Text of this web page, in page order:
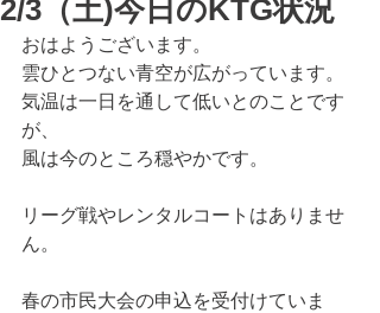
2/3（土)今日のKTG状況
おはようございます。
雲ひとつない青空が広がっています。
気温は一日を通して低いとのことです
が、
風は今のところ穏やかです。
リーグ戦やレンタルコートはありませ
ん。
春の市民大会の申込を受付けていま